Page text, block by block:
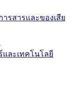
รสารและของเสีย
และเทคโนโลยี